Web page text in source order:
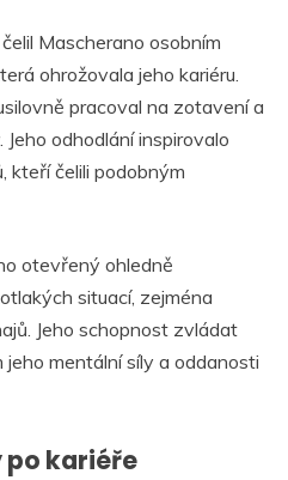
Mascherano osobním
ohrožovala jeho kariéru.
pracoval na zotavení a
odhodlání inspirovalo
kteří čelili podobným
otevřený ohledně
situací, zejména
Jeho schopnost zvládat
mentální síly a oddanosti
kariéře